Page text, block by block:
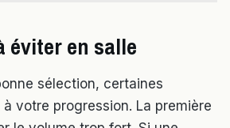
éviter en salle
sélection, certaines
votre progression. La première